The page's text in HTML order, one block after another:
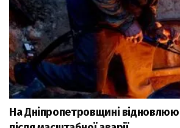
На Дніпропетровщині